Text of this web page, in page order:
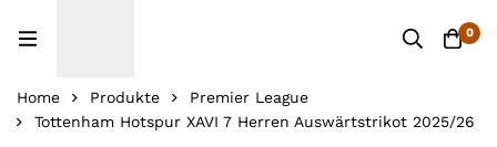
0
Home Produkte
Premier League
Tottenham Hotspur XAVI 7 Herren Auswärtstrikot 2025/26